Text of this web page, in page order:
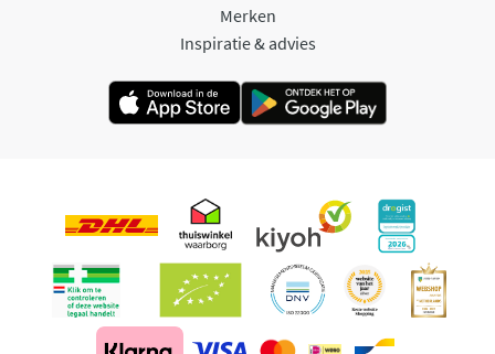
Merken
Inspiratie & advies